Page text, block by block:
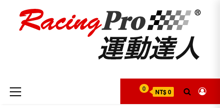
content
Primary
Menu
0 NT$ 0